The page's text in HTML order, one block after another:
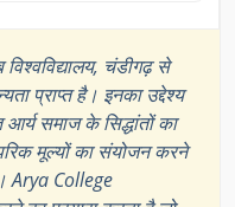
चंडीगढ़ से
प्राप्त है। इनका उद्देश्य
आर्य समाज के सिद्धांतों का
मूल्यों का संयोजन करने
Arya College